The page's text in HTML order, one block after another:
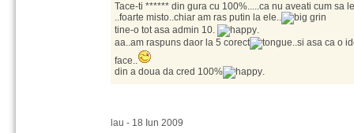
Tace-ti ****** din gura cu 100%.....ca nu aveati cum sa
..foarte misto..chiar am ras putin la ele..
tine-o tot asa admin 10.
.
aa..am raspuns daor la 5 corect
..si asa ca o
face..
din a doua da cred 100%
.
lau - 18 Iun 2009